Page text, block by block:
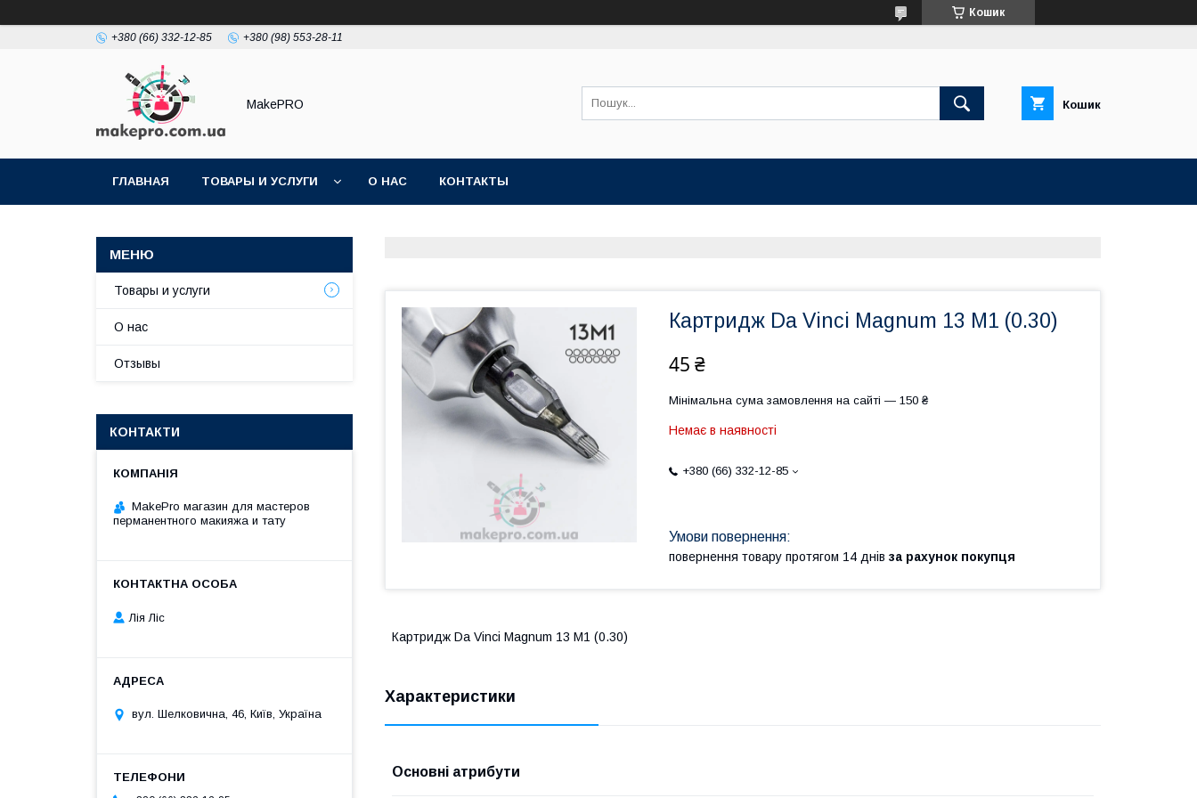
Кошик
+380 (66) 332-12-85 +380 (98) 553-28-11
MakePRO Кошик
ГЛАВНАЯ ТОВАРЫ И УСЛУГИ О НАС КОНТАКТЫ
Картридж Da Vinci Magnum 13 M1 (0.30)
45 ₴
Мінімальна сума замовлення на сайті — 150 ₴
Немає в наявності
+380 (66) 332-12-85
повернення товару протягом 14 днів за рахунок покупця
Картридж Da Vinci Magnum 13 M1 (0.30)
Характеристики
Основні атрибути
Товары и услуги
О нас
Отзывы
КОНТАКТИ
MakePro магазин для мастеров
перманентного макияжа и тату
Лія Ліс
вул. Шелковична, 46, Київ, Україна